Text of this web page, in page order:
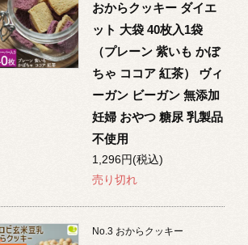
おからクッキー ダイエ
ット 大袋 40枚入1袋
（プレーン 紫いも かぼ
ちゃ ココア 紅茶） ヴィ
ーガン ビーガン 無添加
妊婦 おやつ 糖尿 乳製品
不使用
1,296円(税込)
売り切れ
No.3 おからクッキー